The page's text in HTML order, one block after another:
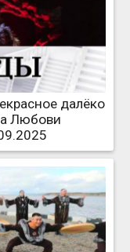
далёко
Любови